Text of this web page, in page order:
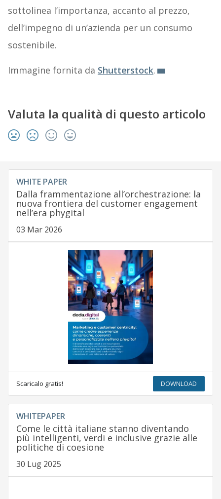
sottolinea l’importanza, accanto al prezzo,
dell’impegno di un’azienda per un consumo
sostenibile.
Immagine fornita da Shutterstock.
Valuta la qualità di questo articolo
WHITE PAPER
Dalla frammentazione all’orchestrazione: la
nuova frontiera del customer engagement
nell’era phygital
03 Mar 2026
Scaricalo gratis! DOWNLOAD
WHITEPAPER
Come le città italiane stanno diventando
più intelligenti, verdi e inclusive grazie alle
politiche di coesione
30 Lug 2025